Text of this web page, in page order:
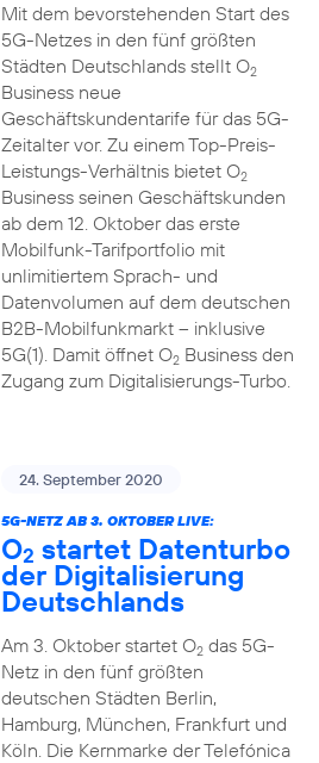
Mit dem bevorstehenden Start des
5G-Netzes in den fünf größten
Städten Deutschlands stellt O2
Business neue
Geschäftskundentarife für das 5G-
Zeitalter vor. Zu einem Top-Preis-
Leistungs-Verhältnis bietet O2
Business seinen Geschäftskunden
ab dem 12. Oktober das erste
Mobilfunk-Tarifportfolio mit
unlimitiertem Sprach- und
Datenvolumen auf dem deutschen
B2B-Mobilfunkmarkt – inklusive
5G(1). Damit öffnet O2Business den
Zugang zum Digitalisierungs-Turbo.
24. September 2020
5G-NETZ AB 3. OKTOBER LIVE:
O2 startet Datenturbo
der Digitalisierung
Deutschlands
Am 3. Oktober startet O2das 5G-
Netz in den fünf größten
deutschen Städten Berlin,
Hamburg, München, Frankfurt und
Köln. Die Kernmarke der Telefónica